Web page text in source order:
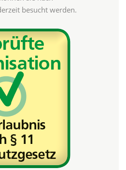
besucht werden.